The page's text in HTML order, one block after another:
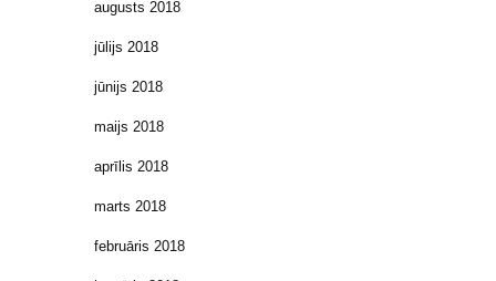
augusts 2018
jūlijs 2018
jūnijs 2018
maijs 2018
aprīlis 2018
marts 2018
februāris 2018